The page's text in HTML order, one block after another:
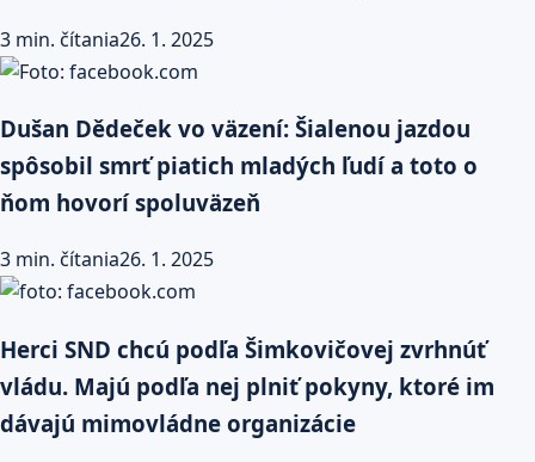
3 min. čítania26. 1. 2025
Dušan Dědeček vo väzení: Šialenou jazdou
spôsobil smrť piatich mladých ľudí a toto o
ňom hovorí spoluväzeň
3 min. čítania26. 1. 2025
Herci SND chcú podľa Šimkovičovej zvrhnúť
vládu. Majú podľa nej plniť pokyny, ktoré im
dávajú mimovládne organizácie